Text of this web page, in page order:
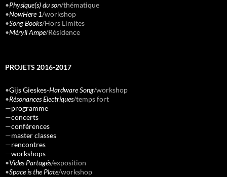
•Physique(s) du son/thématique
•NowHere 1/workshop
•Song Books/Hors Limites
•Méryll Ampe/Résidence
PROJETS 2016-2017
•Gijs Gieskes-Hardware Song/workshop
•Résonances Electriques/temps fort
—programme
—concerts
—conférences
—master classes
—rencontres
—workshops
•Vides Partagés/exposition
•Space is the Plate/workshop